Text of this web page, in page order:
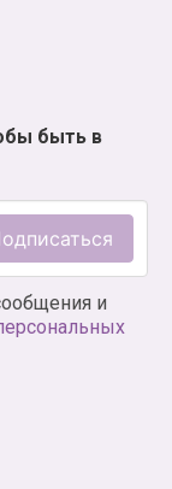
быть в
и